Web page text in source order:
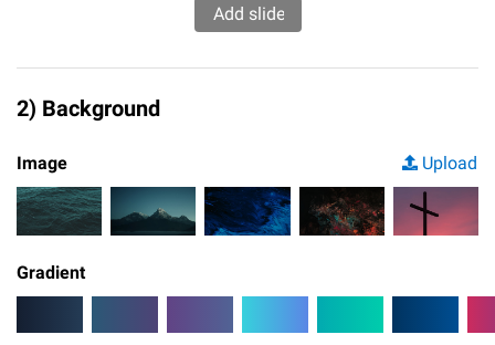
2) Background
Image Upload
Gradient